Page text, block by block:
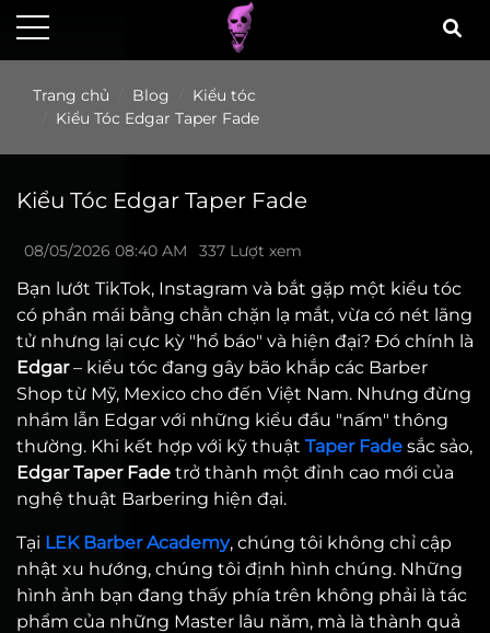
Trang chủ Blog
Kiểu tóc
Kiểu Tóc Edgar Taper Fade
Kiểu Tóc Edgar Taper Fade
08/05/2026 08:40 AM 337 Lượt xem
Bạn lướt TikTok, Instagram và bắt gặp một kiểu tóc
có phần mái bằng chằn chặn lạ mắt, vừa có nét lãng
tử nhưng lại cực kỳ "hổ báo" và hiện đại? Đó chính là
Edgar– kiểu tóc đang gây bão khắp các Barber
Shop từ Mỹ, Mexico cho đến Việt Nam. Nhưng đừng
nhầm lẫn Edgar với những kiểu đầu "nấm" thông
thường. Khi kết hợp với kỹ thuật Taper Fade sắc sảo,
Edgar Taper Fade trở thành một đỉnh cao mới của
nghệ thuật Barbering hiện đại.
Tại LEK Barber Academy, chúng tôi không chỉ cập
nhật xu hướng, chúng tôi định hình chúng. Những
hình ảnh bạn đang thấy phía trên không phải là tác
phẩm của những Master lâu năm, mà là thành quả